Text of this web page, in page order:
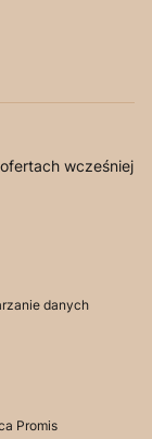
wcześniej
danych
Promis